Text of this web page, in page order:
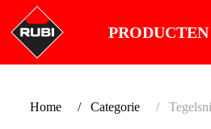
PRODUCTEN
Home Categorie